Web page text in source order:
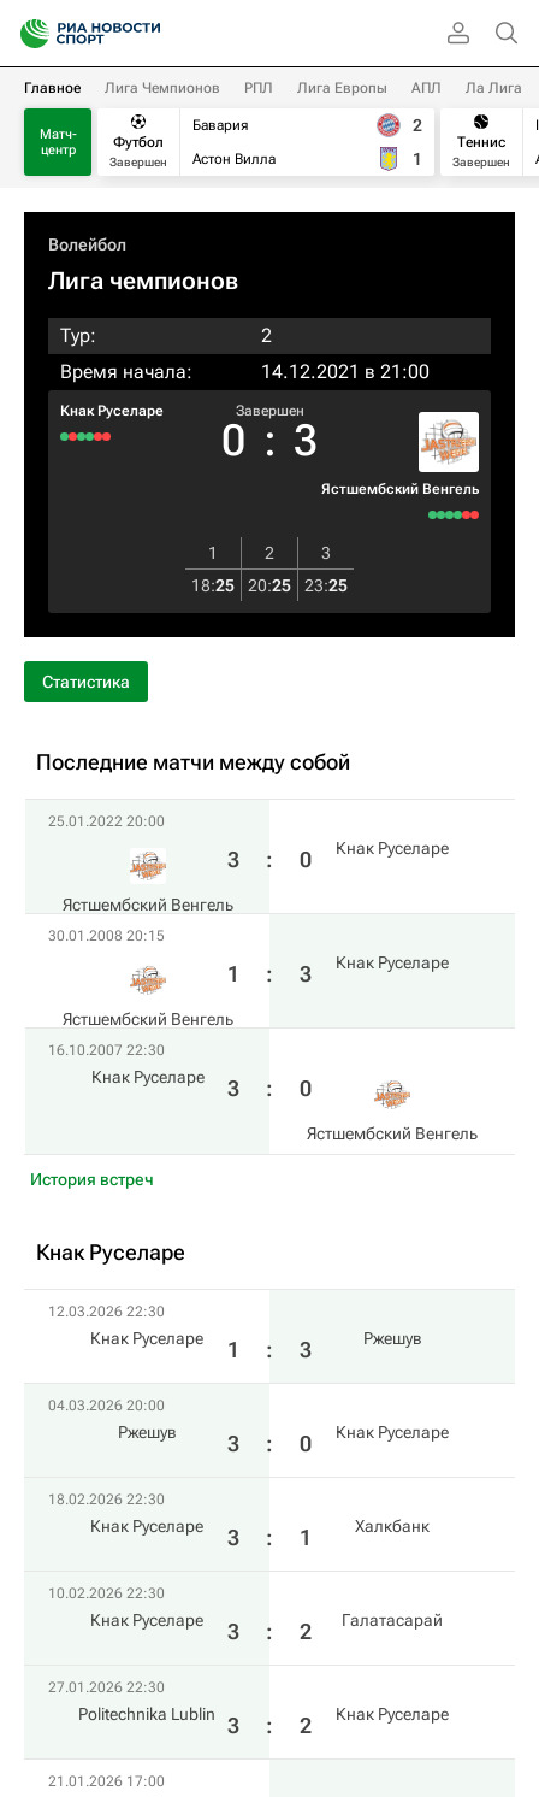
Главное Лига Чемпионов РПЛ Лига Европы АПЛ Ла Лига
Матч-
центр
Футбол
Завершен
Бавария
Астон Вилла
2
1
Теннис
Завершен
Волейбол
Лига чемпионов
Тур:
2
Время начала:
14.12.2021 в 21:00
Кнак Руселаре Завершен
0 : 3
Ястшембский Венгель
1 2
3
18:25 20:25 23:25
Статистика
Последние матчи между собой
25.01.2022 20:00
Ястшембский Венгель
3 : 0 Кнак Руселаре
30.01.2008 20:15
Ястшембский Венгель
1 : 3 Кнак Руселаре
16.10.2007 22:30
Кнак Руселаре 3 : 0
Ястшембский Венгель
История встреч
Кнак Руселаре
12.03.2026 22:30
Кнак Руселаре 1 : 3 Ржешув
04.03.2026 20:00
Ржешув 3 : 0 Кнак Руселаре
18.02.2026 22:30
Кнак Руселаре 3 : 1 Халкбанк
10.02.2026 22:30
Кнак Руселаре 3 : 2 Галатасарай
27.01.2026 22:30
Politechnika Lublin 3 : 2 Кнак Руселаре
21.01.2026 17:00